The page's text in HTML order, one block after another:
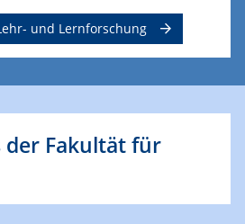
und Lernforschung
der Fakultät für